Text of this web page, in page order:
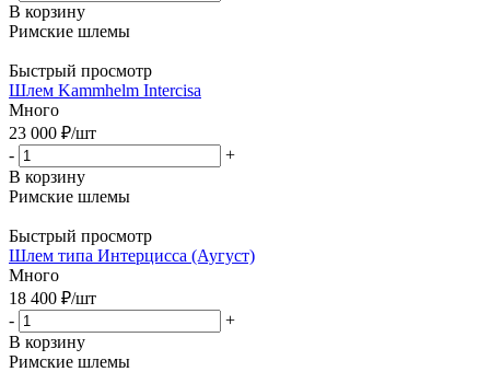
В корзину
Римские шлемы
Быстрый просмотр
Шлем Kammhelm Intercisa
Много
23 000 ₽/шт
-
+
В корзину
Римские шлемы
Быстрый просмотр
Шлем типа Интерцисса (Аугуст)
Много
18 400 ₽/шт
-
+
В корзину
Римские шлемы